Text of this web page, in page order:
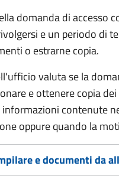
domanda di accesso
e un periodo di
o estrarne copia.
valuta se la
e ottenere copia
contenute
oppure quando la
e documenti da